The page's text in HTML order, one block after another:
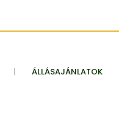
ÁLLÁSAJÁNLATOK